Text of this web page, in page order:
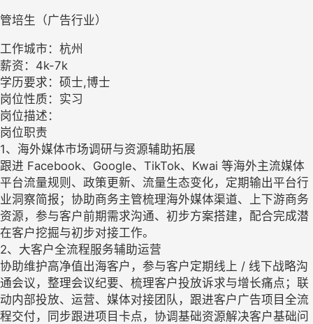
管培生（广告行业）
工作城市：杭州
薪资：4k-7k
学历要求：硕士,博士
岗位性质：实习
岗位描述：
岗位职责
1、海外媒体市场调研与资源辅助拓展
跟进 Facebook、Google、TikTok、Kwai 等海外主流媒体
平台流量规则、政策更新、流量生态变化，定期输出平台行
业洞察简报；协助商务主管梳理海外媒体渠道、上下游商务
资源，参与客户前期需求沟通、初步方案搭建，配合完成潜
在客户挖掘与初步对接工作。
2、大客户全流程服务辅助运营
协助维护高净值出海客户，参与客户定期线上 / 线下战略沟
通会议，整理会议纪要、梳理客户投放诉求与增长痛点；联
动内部投放、运营、媒体对接团队，跟进客户广告项目全流
程交付，同步跟进项目卡点，协调基础资源解决客户基础问